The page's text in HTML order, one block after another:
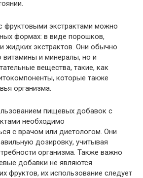
экстрактами можно
формах: в виде порошков,
жидких экстрактов. Они обычно
витамины и минералы, но и
вещества, такие, как
которые также
организма.
пищевых добавок с
необходимо
с врачом или диетологом. Они
дозировку, учитывая
организма. Также важно
добавки не являются
фруктов, их использование следует